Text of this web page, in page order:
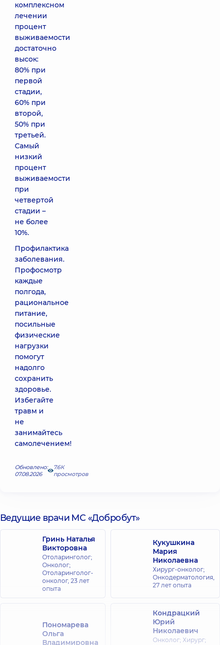
комплексном
лечении
процент
выживаемости
достаточно
высок:
80% при
первой
стадии,
60% при
второй,
50% при
третьей.
Самый
низкий
процент
выживаемости
при
четвертой
стадии –
не более
10%.
Профилактика
заболевания.
Профосмотр
каждые
полгода,
рациональное
питание,
посильные
физические
нагрузки
помогут
надолго
сохранить
здоровье.
Избегайте
травм и
не
занимайтесь
самолечением!
Обновлено:
07.08.2026
7.6К
просмотров
Ведущие врачи МС «Добробут»
Гринь Наталья
Викторовна
Отоларинголог;
Онколог;
Отоларинголог-
онколог, 23 лет
опыта
Кукушкина
Мария
Николаевна
Хирург-онколог;
Онкодерматология,
27 лет опыта
Пономарева
Ольга
Владимировна
Кондрацкий
Юрий
Николаевич
Онколог; Хирург;